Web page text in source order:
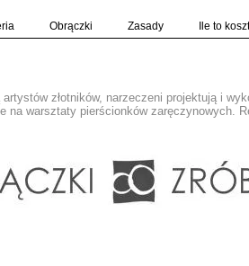
Obrączki Zasady Ile to
złotników, narzeczeni projektują i
na warsztaty pierścionków zaręczynowych.